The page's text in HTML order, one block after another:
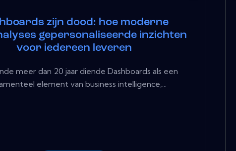
zijn dood: hoe moderne
gepersonaliseerde inzichten
voor iedereen leveren
meer dan 20 jaar diende Dashboards als een
element van business intelligence,...